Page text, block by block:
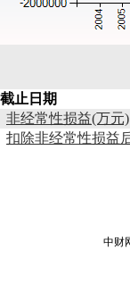
截止日期
非经常性损益(万元)
扣除非经常性损益
中财